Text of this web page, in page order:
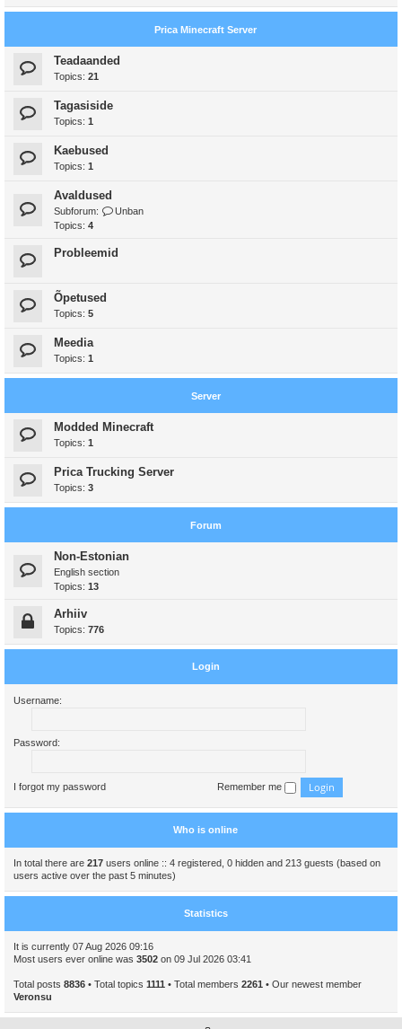
Prica Minecraft Server
Teadaanded
Topics: 21
Tagasiside
Topics: 1
Kaebused
Topics: 1
Avaldused
Subforum:
Unban
Topics: 4
Probleemid
Õpetused
Topics: 5
Meedia
Topics: 1
Server
Modded Minecraft
Topics: 1
Prica Trucking Server
Topics: 3
Forum
Non-Estonian
English section
Topics: 13
Arhiiv
Topics: 776
Login
Username:
Password:
I forgot my password Remember me
Who is online
In total there are 217 users online :: 4 registered, 0 hidden and 213 guests (based on
users active over the past 5 minutes)
Statistics
It is currently 07 Aug 2026 09:16
Most users ever online was 3502 on 09 Jul 2026 03:41
Total posts 8836 • Total topics 1111 • Total members 2261 • Our newest member
Veronsu